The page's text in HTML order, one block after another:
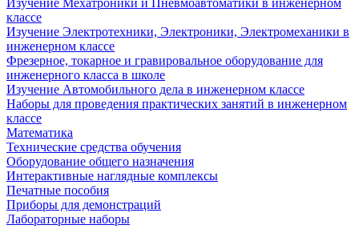
Изучение Мехатроники и Пневмоавтоматики в инженерном
классе
Изучение Электротехники, Электроники, Электромеханики в
инженерном классе
Фрезерное, токарное и гравировальное оборудование для
инженерного класса в школе
Изучение Автомобильного дела в инженерном классе
Наборы для проведения практических занятий в инженерном
классе
Математика
Технические средства обучения
Оборудование общего назначения
Интерактивные наглядные комплексы
Печатные пособия
Приборы для демонстраций
Лабораторные наборы